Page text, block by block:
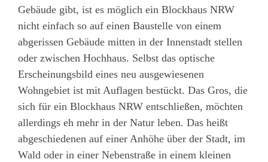
Gebäude gibt, ist es möglich ein Blockhaus NRW
nicht einfach so auf einen Baustelle von einem
abgerissen Gebäude mitten in der Innenstadt stellen
oder zwischen Hochhaus. Selbst das optische
Erscheinungsbild eines neu ausgewiesenen
Wohngebiet ist mit Auflagen bestückt. Das Gros, die
sich für ein Blockhaus NRW entschließen, möchten
allerdings eh mehr in der Natur leben. Das heißt
abgeschiedenen auf einer Anhöhe über der Stadt, im
Wald oder in einer Nebenstraße in einem kleinen